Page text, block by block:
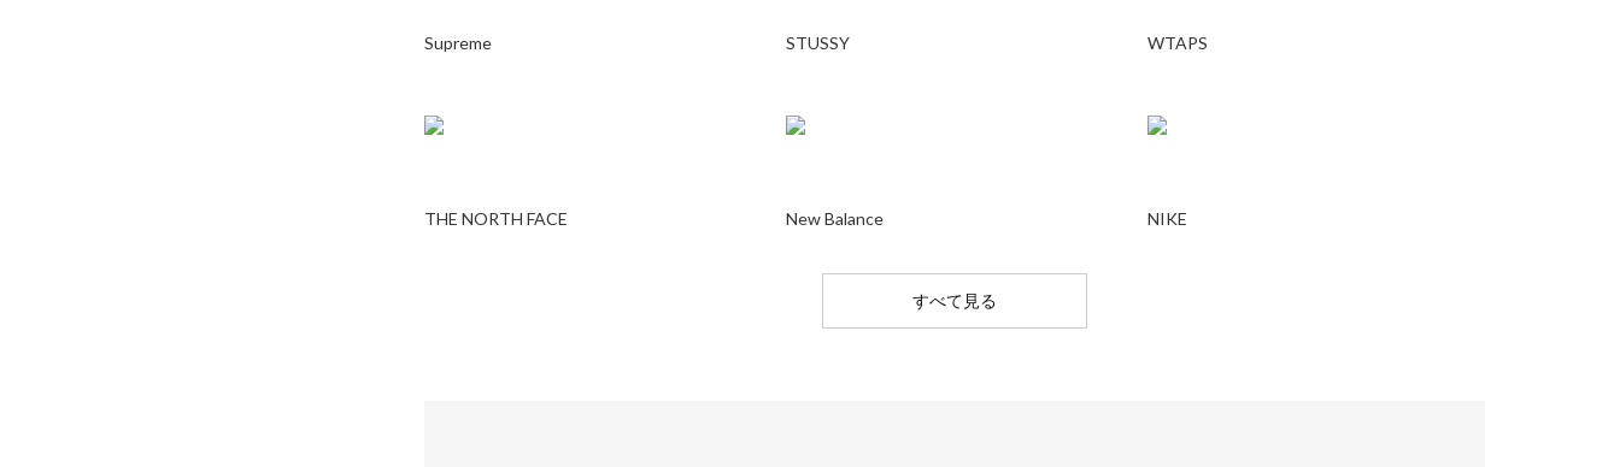
Supreme STUSSY WTAPS
THE NORTH FACE New Balance NIKE
すべて見る